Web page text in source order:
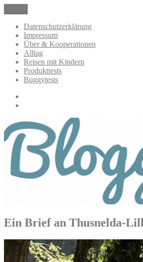
Inhalt
springen
BloggerMumOf3Boys Mamablog
Mamablog über das Leben mit drei Kindern
Datenschutzerklärung
Impressum
Über & Kooperationen
Alltag
Reisen mit Kindern
Produkttests
Buggytests
Ein Brief an Thusnelda-